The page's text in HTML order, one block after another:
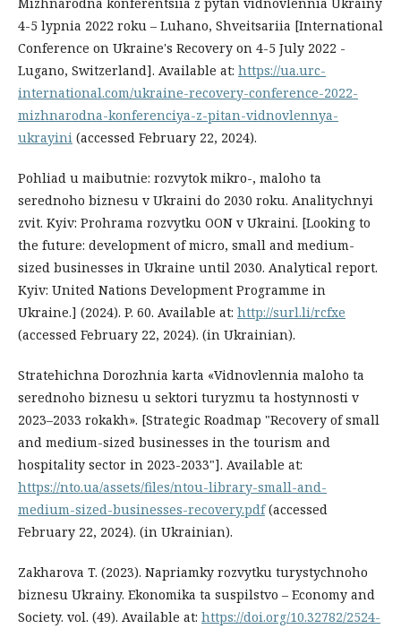
4-5 lypnia 2022 roku – Luhano, Shveitsariia [International
Conference on Ukraine's Recovery on 4-5 July 2022 -
Lugano, Switzerland]. Available at: https://ua.urc-
international.com/ukraine-recovery-conference-2022-
mizhnarodna-konferenciya-z-pitan-vidnovlennya-
ukrayini (accessed February 22, 2024).
Pohliad u maibutnie: rozvytok mikro-, maloho ta
serednoho biznesu v Ukraini do 2030 roku. Analitychnyi
zvit. Kyiv: Prohrama rozvytku OON v Ukraini. [Looking to
the future: development of micro, small and medium-
sized businesses in Ukraine until 2030. Analytical report.
Kyiv: United Nations Development Programme in
Ukraine.] (2024). P. 60. Available at: http://surl.li/rcfxe
(accessed February 22, 2024). (in Ukrainian).
Stratehichna Dorozhnia karta «Vidnovlennia maloho ta
serednoho biznesu u sektori turyzmu ta hostynnosti v
2023–2033 rokakh». [Strategic Roadmap "Recovery of small
and medium-sized businesses in the tourism and
hospitality sector in 2023-2033"]. Available at:
https://nto.ua/assets/files/ntou-library-small-and-
medium-sized-businesses-recovery.pdf(accessed
February 22, 2024). (in Ukrainian).
Zakharova T. (2023). Napriamky rozvytku turystychnoho
biznesu Ukrainy. Ekonomika ta suspilstvo – Economy and
Society. vol. (49). Available at: https://doi.org/10.32782/2524-